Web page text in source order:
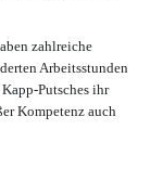
zahlreiche
Arbeitsstunden
Putsches ihr
Kompetenz auch